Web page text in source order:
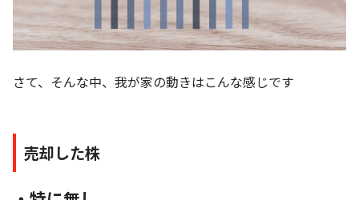
さて、そんな中、我が家の動きはこんな感じです
売却した株